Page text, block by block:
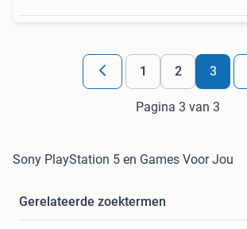
1 2 3
Pagina 3 van 3
Sony PlayStation 5 en Games Voor Jou
Gerelateerde zoektermen